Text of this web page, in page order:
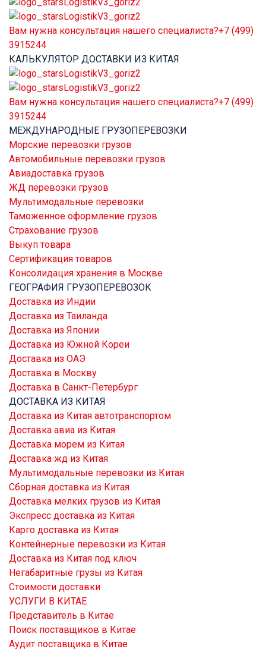
Вам нужна консультация нашего специалиста?+7 (499)
3915244
КАЛЬКУЛЯТОР ДОСТАВКИ ИЗ КИТАЯ
Вам нужна консультация нашего специалиста?+7 (499)
3915244
МЕЖДУНАРОДНЫЕ ГРУЗОПЕРЕВОЗКИ
Морские перевозки грузов
Автомобильные перевозки грузов
Авиадоставка грузов
ЖД перевозки грузов
Мультимодальные перевозки
Таможенное оформление грузов
Страхование грузов
Выкуп товара
Сертификация товаров
Консолидация хранения в Москве
ГЕОГРАФИЯ ГРУЗОПЕРЕВОЗОК
Доставка из Индии
Доставка из Таиланда
Доставка из Японии
Доставка из Южной Кореи
Доставка из ОАЭ
Доставка в Москву
Доставка в Санкт-Петербург
ДОСТАВКА ИЗ КИТАЯ
Доставка из Китая автотранспортом
Доставка авиа из Китая
Доставка морем из Китая
Доставка жд из Китая
Мультимодальные перевозки из Китая
Сборная доставка из Китая
Доставка мелких грузов из Китая
Экспресс доставка из Китая
Карго доставка из Китая
Контейнерные перевозки из Китая
Доставка из Китая под ключ
Негабаритные грузы из Китая
Стоимости доставки
УСЛУГИ В КИТАЕ
Представитель в Китае
Поиск поставщиков в Китае
Аудит поставщика в Китае